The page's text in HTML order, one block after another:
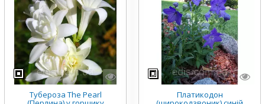
Тубероза The Pearl Платикодон